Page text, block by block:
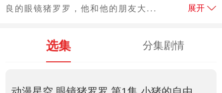
良的眼镜猪罗罗，他和他的朋友大...
展开
选集 分集剧情